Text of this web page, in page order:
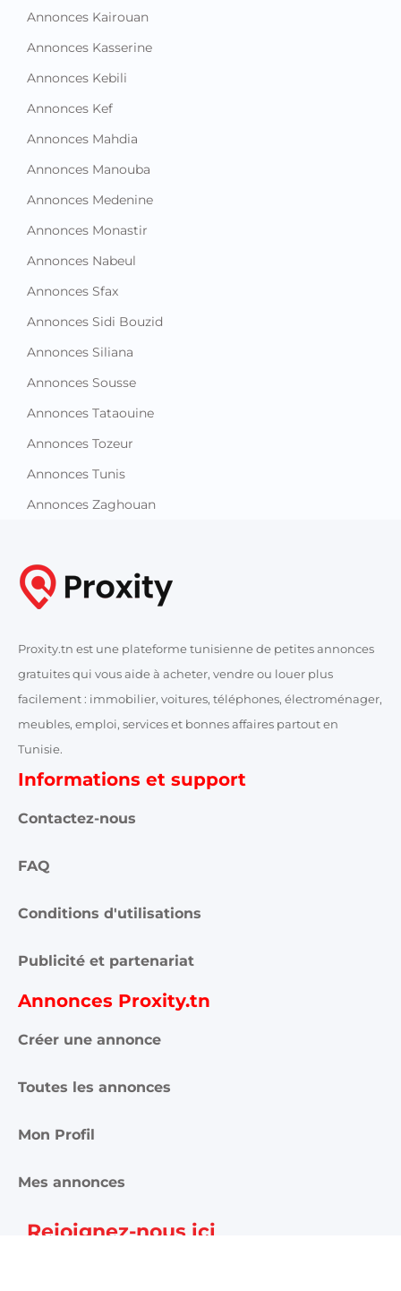
Annonces Kairouan
Annonces Kasserine
Annonces Kebili
Annonces Kef
Annonces Mahdia
Annonces Manouba
Annonces Medenine
Annonces Monastir
Annonces Nabeul
Annonces Sfax
Annonces Sidi Bouzid
Annonces Siliana
Annonces Sousse
Annonces Tataouine
Annonces Tozeur
Annonces Tunis
Annonces Zaghouan
Proxity.tn est une plateforme tunisienne de petites annonces
gratuites qui vous aide à acheter, vendre ou louer plus
facilement : immobilier, voitures, téléphones, électroménager,
meubles, emploi, services et bonnes affaires partout en
Tunisie.
Informations et support
Contactez-nous
FAQ
Conditions d'utilisations
Publicité et partenariat
Annonces Proxity.tn
Créer une annonce
Toutes les annonces
Mon Profil
Mes annonces
Rejoignez-nous ici